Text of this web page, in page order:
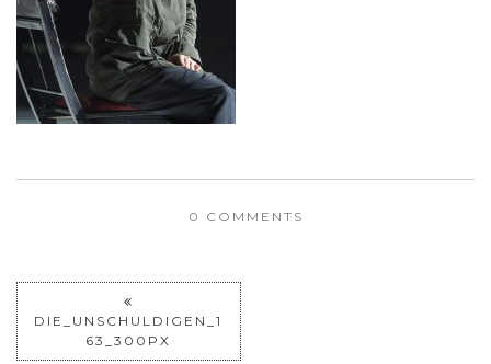
0 COMMENTS
DIE_UNSCHULDIGEN_1
63_300PX